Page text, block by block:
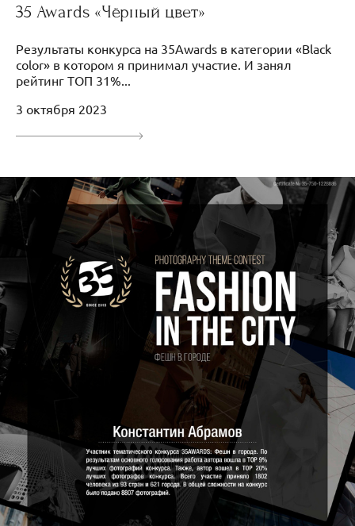
35 Awards «Чёрный цвет»
Результаты конкурса на 35Awards в категории «Black
color» в котором я принимал участие. И занял
рейтинг ТОП 31%...
3 октября 2023